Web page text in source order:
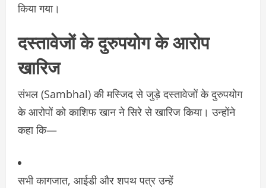
किया गया।
दस्तावेजों के दुरुपयोग के आरोप
खारिज
संभल (Sambhal) की मस्जिद से जुड़े दस्तावेजों के दुरुपयोग
के आरोपों को काशिफ खान ने सिरे से खारिज किया। उन्होंने
कहा कि—
सभी कागजात, आईडी और शपथ पत्र उन्हें